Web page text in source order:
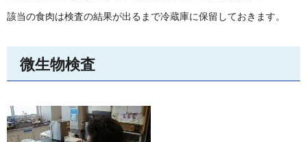
該当の食肉は検査の結果が出るまで冷蔵庫に保留しておきます。
微生物検査